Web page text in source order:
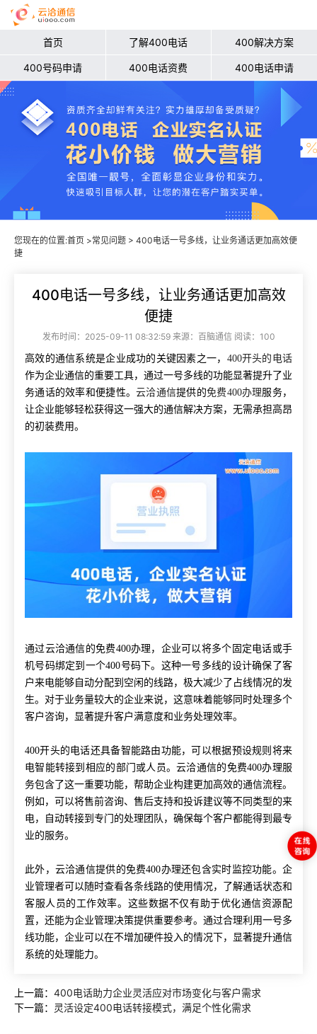
首页 了解400电话 400解决方案
400号码申请 400电话资费 400电话申请
您现在的位置:首页 >常见问题 > 400电话一号多线，让业务通话更加高效便
捷
400电话一号多线，让业务通话更加高效
便捷
发布时间：2025-09-11 08:32:59 来源：百脑通信 阅读：100
高效的通信系统是企业成功的关键因素之一， 400开头的电话
作为企业通信的重要工具，通过一号多线的功能显著提升了业
务通话的效率和便捷性。云洽通信提供的免费400办理服务，
让企业能够轻松获得这一强大的通信解决方案，无需承担高昂
的初装费用。
通过云洽通信的免费400办理，企业可以将多个固定电话或手
机号码绑定到一个400号码下。这种一号多线的设计确保了客
户来电能够自动分配到空闲的线路，极大减少了占线情况的发
生。对于业务量较大的企业来说，这意味着能够同时处理多个
客户咨询，显著提升客户满意度和业务处理效率。
400开头的电话还具备智能路由功能，可以根据预设规则将来
电智能转接到相应的部门或人员。云洽通信的免费400办理服
务包含了这一重要功能，帮助企业构建更加高效的通信流程。
例如，可以将售前咨询、售后支持和投诉建议等不同类型的来
电，自动转接到专门的处理团队，确保每个客户都能得到最专
业的服务。
此外，云洽通信提供的免费400办理还包含实时监控功能。企
业管理者可以随时查看各条线路的使用情况，了解通话状态和
客服人员的工作效率。这些数据不仅有助于优化通信资源配
置，还能为企业管理决策提供重要参考。通过合理利用一号多
线功能，企业可以在不增加硬件投入的情况下，显著提升通信
系统的处理能力。
上一篇： 400电话助力企业灵活应对市场变化与客户需求
下一篇： 灵活设定400电话转接模式，满足个性化需求